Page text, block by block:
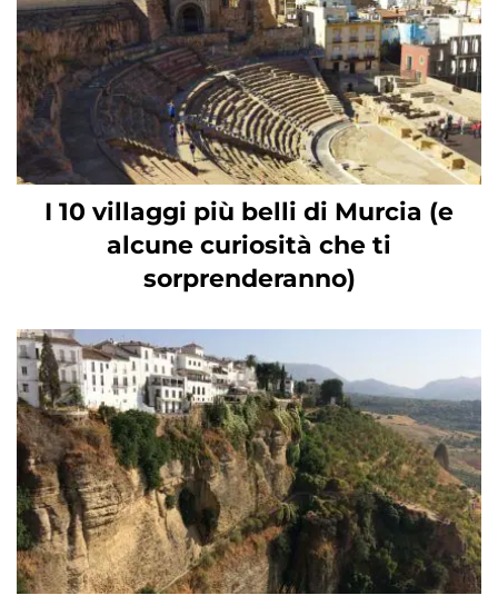
I 10 villaggi più belli di Murcia (e
alcune curiosità che ti
sorprenderanno)